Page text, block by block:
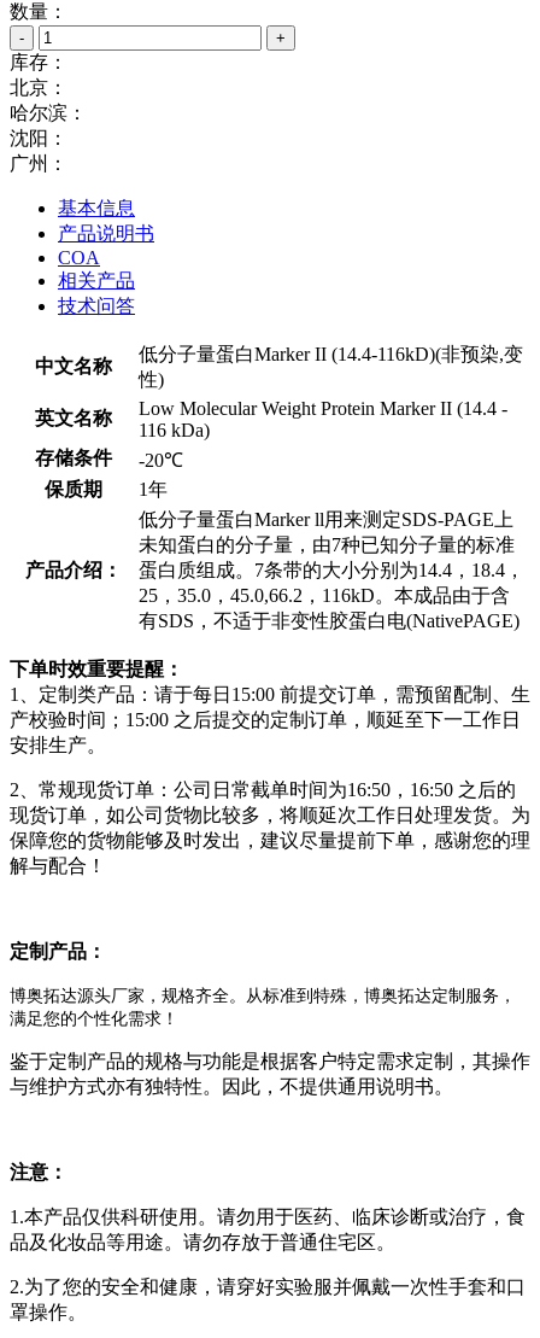
数量：
- +
库存：
北京：
哈尔滨：
沈阳：
广州：
基本信息
产品说明书
COA
相关产品
技术问答
中文名称
低分子量蛋白Marker II (14.4-116kD)(非预染,变
性)
英文名称
Low Molecular Weight Protein Marker II (14.4 -
116 kDa)​
存储条件
-20℃
保质期
1年
产品介绍：
低分子量蛋白Marker ll用来测定SDS-PAGE上
未知蛋白的分子量，由7种已知分子量的标准
蛋白质组成。7条带的大小分别为14.4，18.4，
25，35.0，45.0,66.2，116kD。本成品由于含
有SDS，不适于非变性胶蛋白电(NativePAGE)
下单时效重要提醒：
1、定制类产品：请于每日15:00 前提交订单，需预留配制、生
产校验时间；15:00 之后提交的定制订单，顺延至下一工作日
安排生产。
2、常规现货订单：公司日常截单时间为16:50，16:50 之后的
现货订单，如公司货物比较多，将顺延次工作日处理发货。为
保障您的货物能够及时发出，建议尽量提前下单，感谢您的理
解与配合！
定制产品：
博奥拓达源头厂家，规格齐全。从标准到特殊，博奥拓达定制服务，
满足您的个性化需求！
鉴于定制产品的规格与功能是根据客户特定需求定制，其操作
与维护方式亦有独特性。因此，不提供通用说明书。
注意：
1.本产品仅供科研使用。请勿用于医药、临床诊断或治疗，食
品及化妆品等用途。请勿存放于普通住宅区。
2.为了您的安全和健康，请穿好实验服并佩戴一次性手套和口
罩操作。